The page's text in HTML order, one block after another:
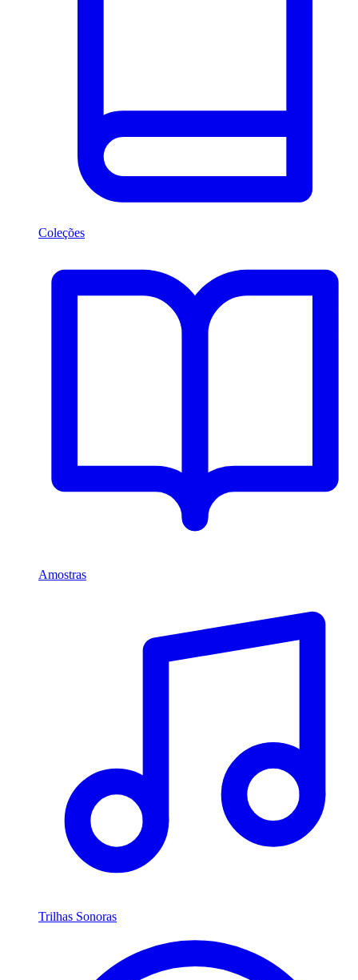
Coleções
Amostras
Trilhas Sonoras